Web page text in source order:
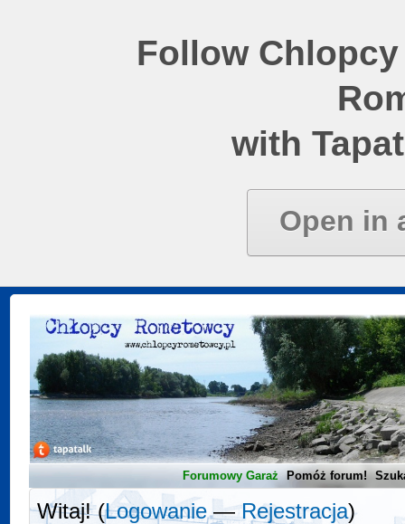
Follow
with
Open in
Forumowy Garaż Pomóż forum!
Witaj! (Logowanie—Rejestracja)